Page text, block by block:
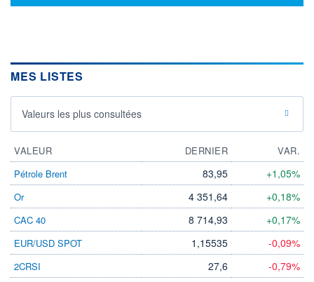
19
INDICE DE RÉFÉRENCE
NASDAQ Composite
20,1400
+ HAUT + BAS
19,0100
VOLUME
0
CAPITAL ÉCHANGÉ
0,00%
VALORISATION
4 863 MUSD
MES LISTES
Valeurs les plus consultées
VALEUR DERNIER
VAR.
Pétrole Brent
83,95 +1,05%
Or 4 351,64 +0,18%
CAC 40 8 714,93 +0,17%
EUR/USD SPOT 1,15535 -0,09%
2CRSI 27,6 -0,79%